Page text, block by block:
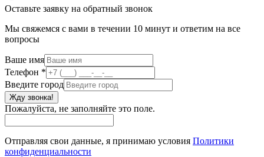
Оставьте заявку на обратный звонок
Мы свяжемся с вами в течении 10 минут и ответим на все
вопросы
Ваше имя
Телефон *
Введите город
Жду звонка!
Пожалуйста, не заполняйте это поле.
Отправляя свои данные, я принимаю условия Политики
конфиденциальности